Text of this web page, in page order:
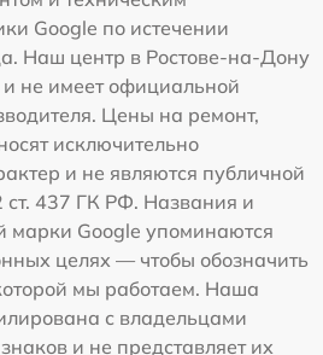
Google по истечении
Наш центр в Ростове-на-Дону
и не имеет официальной
Цены на ремонт,
исключительно
и не являются публичной
ст. 437 ГК РФ. Названия и
марки Google упоминаются
целях — чтобы обозначить
мы работаем. Наша
с владельцами
и не представляет их